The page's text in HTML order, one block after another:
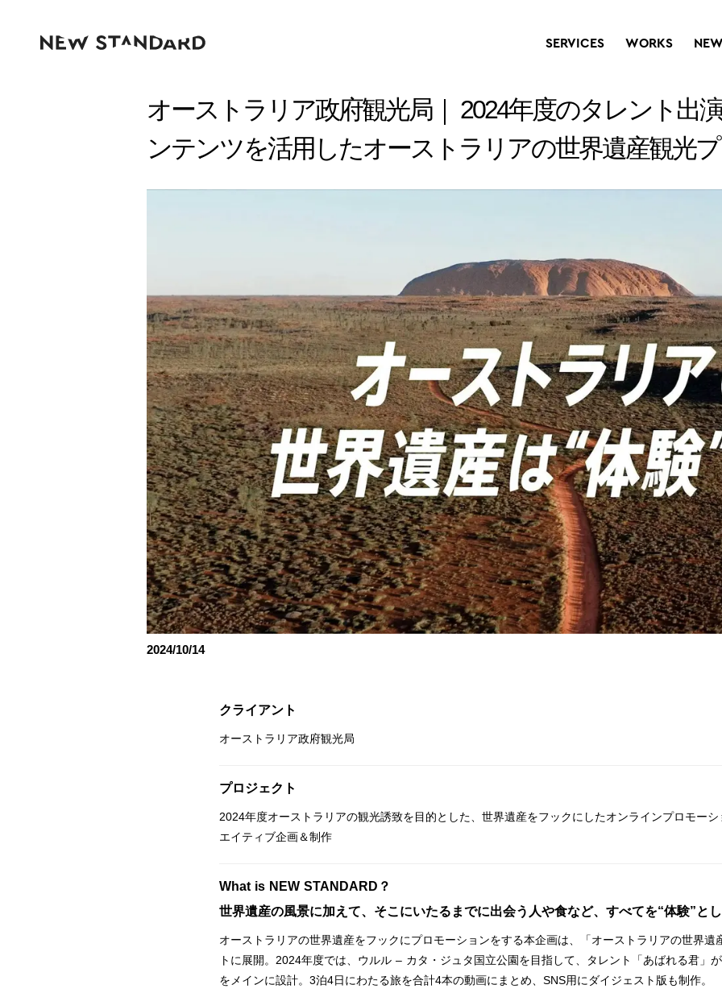
SERVICES WORKS
オーストラリア政府観光局｜ 2024年度のタレント出
ンテンツを活用したオーストラリアの世界遺産観光
2024/10/14
クライアント
オーストラリア政府観光局
プロジェクト
2024年度オーストラリアの観光誘致を目的とした、世界遺産をフックにしたオンラインプロモー
エイティブ企画＆制作
What is NEW STANDARD？
世界遺産の風景に加えて、そこにいたるまでに出会う人や食など、すべてを“体験”とし
オーストラリアの世界遺産をフックにプロモーションをする本企画は、「オーストラリアの世界遺
トに展開。2024年度では、ウルル – カタ・ジュタ国立公園を目指して、タレント「あばれる君」
をメインに設計。3泊4日にわたる旅を合計4本の動画にまとめ、SNS用にダイジェスト版も制作。